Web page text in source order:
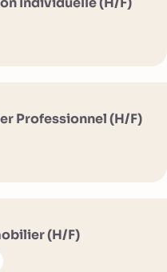
Professionnel (H/F)
(H/F)